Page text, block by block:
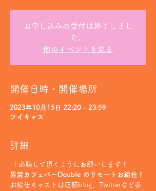
お申し込みの受付は終了しまし
た。
他のイベントを見る
開催日時・開催場所
2023年10月15日 22:20 – 23:59
ツイキャス
詳細
！必読して頂くようにお願いします！
男装カフェバーDouble のリモートお給仕！
お給仕キャストは店鋪blog、Twitterなど参